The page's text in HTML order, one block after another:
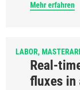
Mehr erfahren
LABOR
Real-
fluxes in